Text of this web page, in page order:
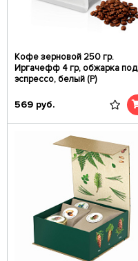
Кофе зерновой 250 гр.
Иргачефф 4 гр, обжарка под
эспрессо, белый (Р)
569 руб.